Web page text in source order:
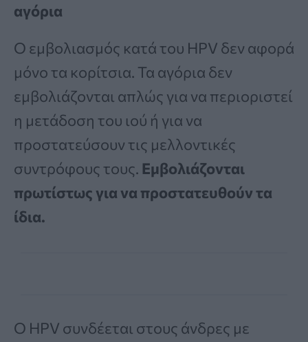
αγόρια
Ο εμβολιασμός κατά του HPV δεν αφορά
μόνο τα κορίτσια. Τα αγόρια δεν
εμβολιάζονται απλώς για να περιοριστεί
η μετάδοση του ιού ή για να
προστατεύσουν τις μελλοντικές
συντρόφους τους. Εμβολιάζονται
πρωτίστως για να προστατευθούν τα
ίδια.
Ο HPV συνδέεται στους άνδρες με